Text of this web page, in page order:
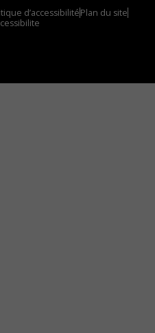
d’accessibilitéPlan du site